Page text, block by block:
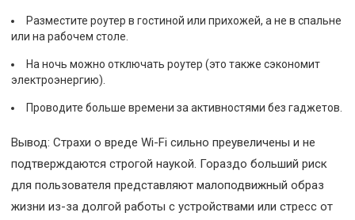
Разместите роутер в гостиной или прихожей, а не в спальне
или на рабочем столе.
На ночь можно отключать роутер (это также сэкономит
электроэнергию).
Проводите больше времени за активностями без гаджетов.
Вывод: Страхи о вреде Wi-Fi сильно преувеличены и не
подтверждаются строгой наукой. Гораздо больший риск
для пользователя представляют малоподвижный образ
жизни из-за долгой работы с устройствами или стресс от